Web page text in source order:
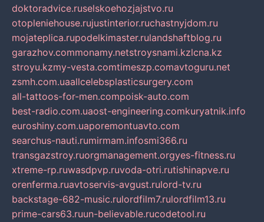
doktoradvice.ruselskoehozjajstvo.ru
otopleniehouse.rujustinterior.ruchastnyjdom.ru
mojateplica.rupodelkimaster.rulandshaftblog.ru
garazhov.commonamy.netstroysnami.kzlcna.kz
stroyu.kzmy-vesta.comtimeszp.comavtoguru.net
zsmh.com.uaallcelebsplasticsurgery.com
all-tattoos-for-men.compoisk-auto.com
best-radio.com.uaost-engineering.comkuryatnik.info
euroshiny.com.uaporemontuavto.com
searchus-nauti.rumirmam.infosmi366.ru
transgazstroy.ruorgmanagement.orgyes-fitness.ru
xtreme-rp.ruwasdpvp.ruvoda-otri.rutishinapve.ru
orenferma.ruavtoservis-avgust.rulord-tv.ru
backstage-682-music.rulordfilm7.rulordfilm13.ru
prime-cars63.ruun-believable.rucodetool.ru